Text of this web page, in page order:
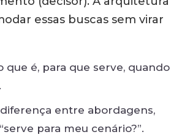
essas buscas sem virar
que é, para que serve, quando
entre abordagens,
para meu cenário?”.